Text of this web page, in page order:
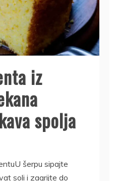
iz
spolja
šerpu sipajte
soli i zagrijte do